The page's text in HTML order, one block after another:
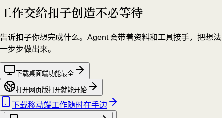
工作交给扣子创造不必等待
告诉扣子你想完成什么。Agent 会带着资料和工具接手，把想法
一步步做出来。
下载桌面端功能最全
打开网页版打开就能开始
下载移动端工作随时在手边